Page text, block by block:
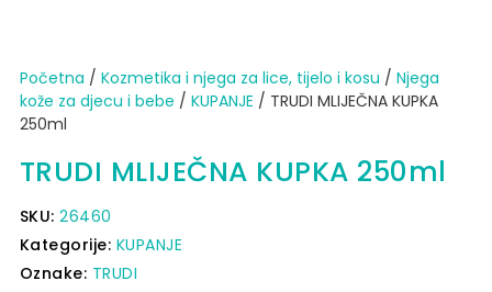
Početna / Kozmetika i njega za lice, tijelo i kosu / Njega
kože za djecu i bebe / KUPANJE / TRUDI MLIJEČNA KUPKA
250ml
TRUDI MLIJEČNA KUPKA 250ml
SKU:26460
Kategorije: KUPANJE
Oznake: TRUDI